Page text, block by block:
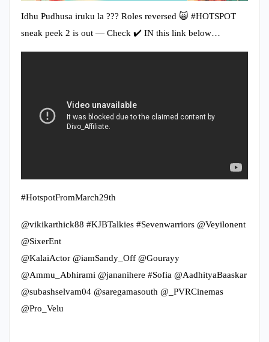
Idhu Pudhusa iruku la ??? Roles reversed 🙀 #HOTSPOT
sneak peek 2 is out — Check ✔️ IN this link below…
#HotspotFromMarch29th
@vikikarthick88 #KJBTalkies #Sevenwarriors @Veyilonent
@SixerEnt
@KalaiActor @iamSandy_Off @Gourayy
@Ammu_Abhirami @jananihere #Sofia @AadhityaBaaskar
@subashselvam04 @saregamasouth @_PVRCinemas
@Pro_Velu